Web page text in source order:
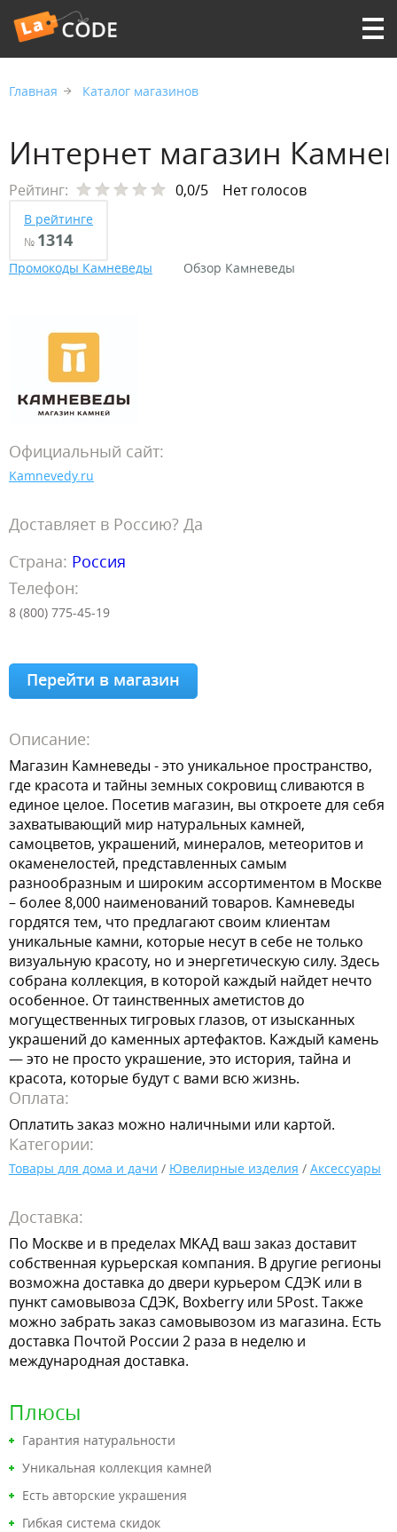
Главная Каталог магазинов
Интернет магазин
Рейтинг: 0,0/5 Нет голосов
В рейтинге
№ 1314
Промокоды Камневеды Обзор Камневеды
Официальный сайт:
Kamnevedy.ru
Доставляет в Россию? Да
Страна: Россия
Телефон:
8 (800) 775-45-19
Перейти в магазин
Описание:
Магазин Камневеды - это уникальное пространство,
где красота и тайны земных сокровищ сливаются в
единое целое. Посетив магазин, вы откроете для себя
захватывающий мир натуральных камней,
самоцветов, украшений, минералов, метеоритов и
окаменелостей, представленных самым
разнообразным и широким ассортиментом в Москве
– более 8,000 наименований товаров. Камневеды
гордятся тем, что предлагают своим клиентам
уникальные камни, которые несут в себе не только
визуальную красоту, но и энергетическую силу. Здесь
собрана коллекция, в которой каждый найдет нечто
особенное. От таинственных аметистов до
могущественных тигровых глазов, от изысканных
украшений до каменных артефактов. Каждый камень
— это не просто украшение, это история, тайна и
красота, которые будут с вами всю жизнь.
Оплата:
Оплатить заказ можно наличными или картой.
Категории:
Товары для дома и дачи / Ювелирные изделия / Аксессуары
Доставка:
По Москве и в пределах МКАД ваш заказ доставит
собственная курьерская компания. В другие регионы
возможна доставка до двери курьером СДЭК или в
пункт самовывоза СДЭК, Boxberry или 5Post. Также
можно забрать заказ самовывозом из магазина. Есть
доставка Почтой России 2 раза в неделю и
международная доставка.
Плюсы
Гарантия натуральности
Уникальная коллекция камней
Есть авторские украшения
Гибкая система скидок